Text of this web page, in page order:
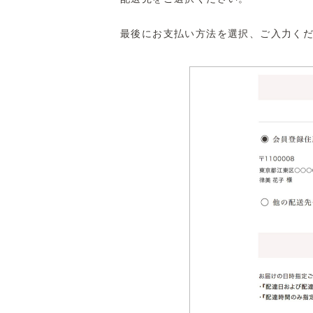
最後にお支払い方法を選択、ご入力く